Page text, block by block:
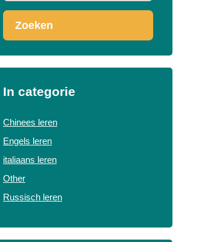
Zoeken
In categorie
Chinees leren
Engels leren
italiaans leren
Other
Russisch leren